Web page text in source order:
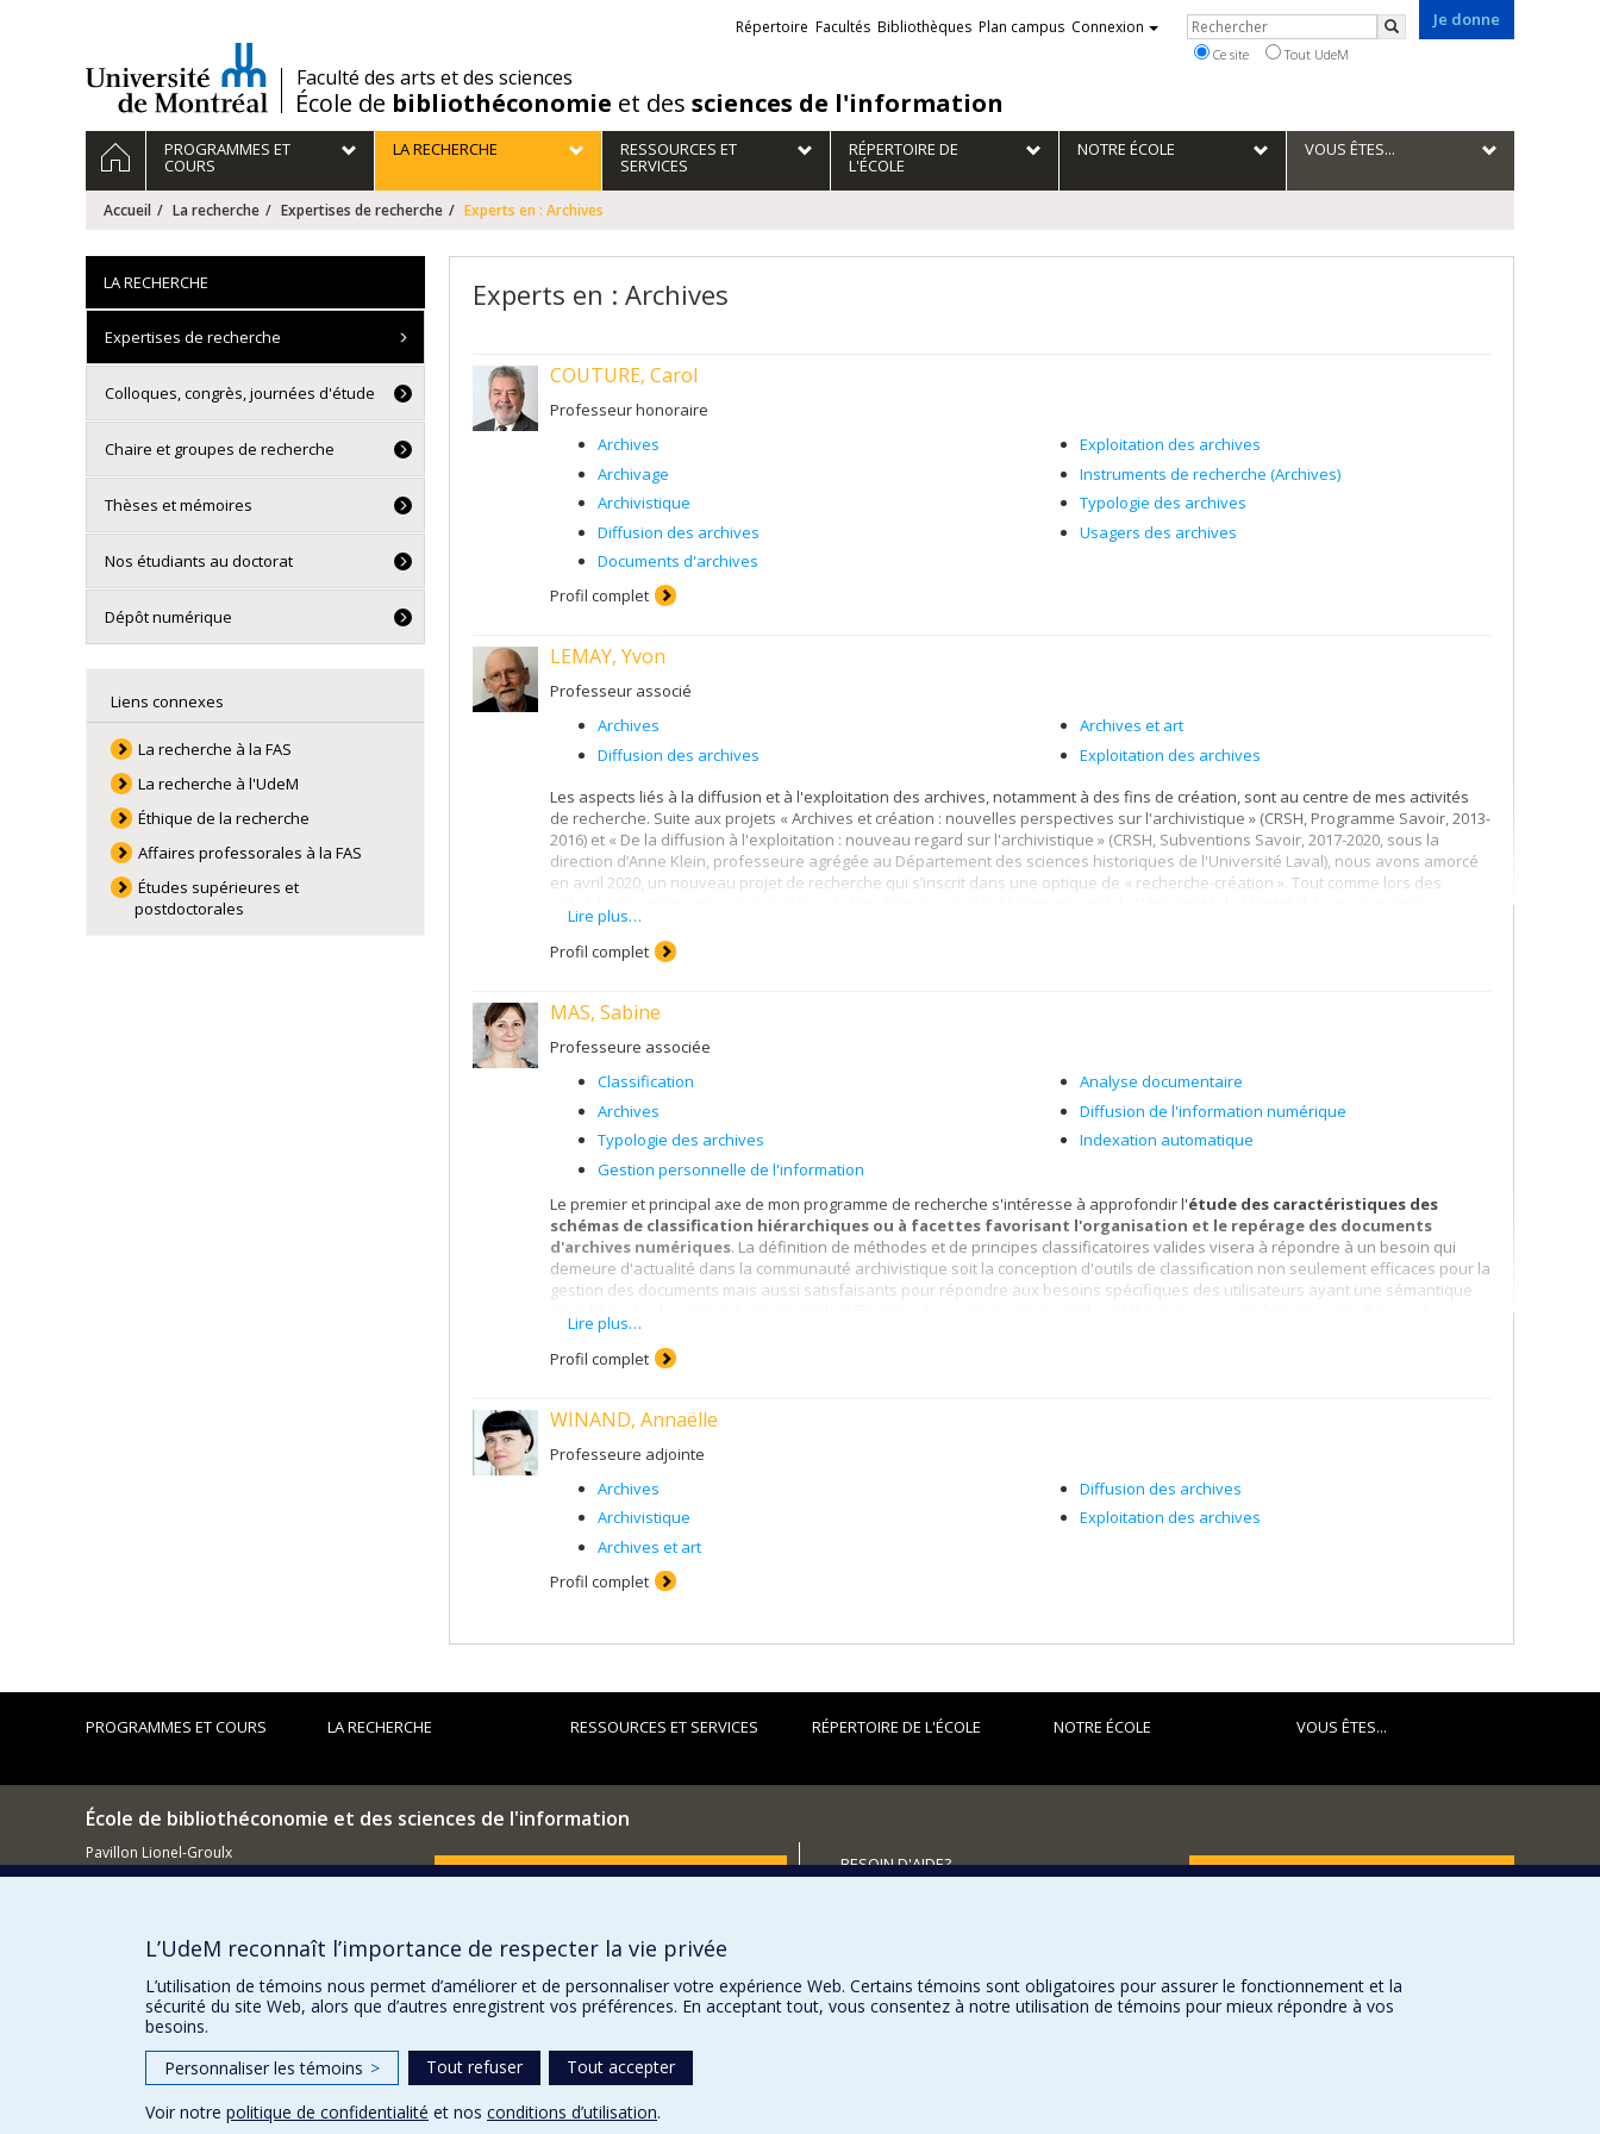
/Faculté des arts et des sciences
École de bibliothéconomie et des sciences de l'information
Je donne
Liens
externes
Répertoire Facultés Bibliothèques Plan campus Connexion Rechercher
Rechercher
Ce site Tout UdeM
Navigation
principale
ACCUEILPROGRAMMES ET
COURS
LA RECHERCHE RESSOURCES ET
SERVICES
RÉPERTOIRE DE
L'ÉCOLE
NOTRE ÉCOLE VOUS ÊTES...
Accueil La recherche Expertises de recherche Experts en : Archives
Experts en : Archives
COUTURE, Carol
Professeur honoraire
Archives
Archivage
Archivistique
Diffusion des archives
Documents d'archives
Exploitation des archives
Instruments de recherche (Archives)
Typologie des archives
Usagers des archives
Profil complet
LEMAY, Yvon
Professeur associé
Archives
Diffusion des archives
Archives et art
Exploitation des archives
Les aspects liés à la diffusion et à l'exploitation des archives, notamment à des fins de création, sont au centre de mes activités
de recherche. Suite aux projets « Archives et création : nouvelles perspectives sur l'archivistique » (CRSH, Programme Savoir, 2013-
2016) et « De la diffusion à l'exploitation : nouveau regard sur l'archivistique » (CRSH, Subventions Savoir, 2017-2020, sous la
direction d’Anne Klein, professeure agrégée au Département des sciences historiques de l'Université Laval), nous avons amorcé
en avril 2020, un nouveau projet de recherche qui s’inscrit dans une optique de « recherche-création ». Tout comme lors des
volumes des
documentaire".
Lire plus…
Profil complet
MAS, Sabine
Professeure associée
Classification
Archives
Typologie des archives
Gestion personnelle de l'information
Analyse documentaire
Diffusion de l'information numérique
Indexation automatique
Le premier et principal axe de mon programme de recherche s'intéresse à approfondir l'étude des caractéristiques des
schémas de classification hiérarchiques ou à facettes favorisant l'organisation et le repérage des documents
d'archives numériques. La définition de méthodes et de principes classificatoires valides visera à répondre à un besoin qui
demeure d'actualité dans la communauté archivistique soit la conception d'outils de classification non seulement efficaces pour la
gestion des documents mais aussi satisfaisants pour répondre aux besoins spécifiques des utilisateurs ayant une sémantique
évolutifs.
Le deuxième axe de mon programme de recherche porte sur la
Maintenant, j'envisage d'étudier la genèse, la forme, les usages et la typologie des documents et dossiers d'exploitation propres
à différents secteurs ou domaines d'activité. Enfin, l'accroissement inédit des documents d'archives nativement numériques qui
oblige à revoir la définition de la notion de document et celle de document d'archives, m'encourage à explorer davantage la
Lire plus…
Profil complet
WINAND, Annaëlle
Professeure adjointe
Archives
Archivistique
Archives et art
Diffusion des archives
Exploitation des archives
Profil complet
LA RECHERCHE
Expertises de recherche
Colloques, congrès, journées d'étude
Chaire et groupes de recherche
Thèses et mémoires
Nos étudiants au doctorat
Dépôt numérique
Liens connexes
La recherche à la FAS
La recherche à l'UdeM
Éthique de la recherche
Affaires professorales à la FAS
Études supérieures et
postdoctorales
PROGRAMMES ET COURS LA RECHERCHE RESSOURCES ET SERVICES RÉPERTOIRE DE L'ÉCOLE NOTRE ÉCOLE VOUS ÊTES...
École de bibliothéconomie et des sciences de l'information
Pavillon Lionel-Groulx
3150, rue Jean-Brillant
514 343-6044
Comment soutenir l'École?
BESOIN D'AIDE?
FACULTÉ DES ARTS ET DES SCIENCES
Nos programmes et cours
Confidentialité Conditions d’utilisation Paramètres des témoins
L’UdeM reconnaît l’importance de respecter la vie privée
L’utilisation de témoins nous permet d’améliorer et de personnaliser votre expérience Web. Certains témoins sont obligatoires pour assurer le fonctionnement et la
sécurité du site Web, alors que d’autres enregistrent vos préférences. En acceptant tout, vous consentez à notre utilisation de témoins pour mieux répondre à vos
besoins.
Personnaliser les témoins > Tout refuser
Tout accepter
Voir notre politique de confidentialité et nos conditions d’utilisation.